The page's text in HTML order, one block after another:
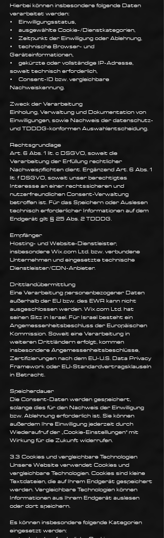
Hierbei können insbesondere folgende Daten
verarbeitet werden:
• Einwilligungsstatus,
• ausgewählte Cookie-/Dienstkategorien,
• Zeitpunkt der Einwilligung oder Ablehnung,
• technische Browser- und
Geräteinformationen,
• gekürzte oder vollständige IP-Adresse,
soweit technisch erforderlich,
• Consent-ID bzw. vergleichbare
Nachweiskennung.
Zweck der Verarbeitung
Einholung, Verwaltung und Dokumentation von
Einwilligungen, sowie Nachweis der datenschutz-
und TDDDG-konformen Auswahlentscheidung.
Rechtsgrundlage
Art. 6 Abs. 1 lit. c DSGVO, soweit die
Verarbeitung der Erfüllung rechtlicher
Nachweispflichten dient. Ergänzend Art. 6 Abs. 1
lit. f DSGVO, soweit unser berechtigtes
Interesse an einer rechtssicheren und
nutzerfreundlichen Consent-Verwaltung
betroffen ist. Für das Speichern oder Auslesen
technisch erforderlicher Informationen auf dem
Endgerät gilt § 25 Abs. 2 TDDDG.
Empfänger
Hosting- und Website-Dienstleister,
insbesondere Wix.com Ltd. bzw. verbundene
Unternehmen und eingesetzte technische
Dienstleister/CDN-Anbieter.
Drittlandübermittlung
Eine Verarbeitung personenbezogener Daten
außerhalb der EU bzw. des EWR kann nicht
ausgeschlossen werden. Wix.com Ltd. hat
seinen Sitz in Israel. Für Israel besteht ein
Angemessenheitsbeschluss der Europäischen
Kommission. Soweit eine Verarbeitung in
weiteren Drittländern erfolgt, kommen
insbesondere Angemessenheitsbeschlüsse,
Zertifizierungen nach dem EU-U.S. Data Privacy
Framework oder EU-Standardvertragsklauseln
in Betracht.
Speicherdauer
Die Consent-Daten werden gespeichert,
solange dies für den Nachweis der Einwilligung
bzw. Ablehnung erforderlich ist. Sie können
außerdem Ihre Einwilligung jederzeit durch
Wiederaufruf der „Cookie-Einstelllungen“ mit
Wirkung für die Zukunft widerrufen.
3.3 Cookies und vergleichbare Technologien
Unsere Website verwendet Cookies und
vergleichbare Technologien. Cookies sind kleine
Textdateien, die auf Ihrem Endgerät gespeichert
werden. Vergleichbare Technologien können
Informationen aus Ihrem Endgerät auslesen
oder dort speichern.
Es können insbesondere folgende Kategorien
eingesetzt werden: